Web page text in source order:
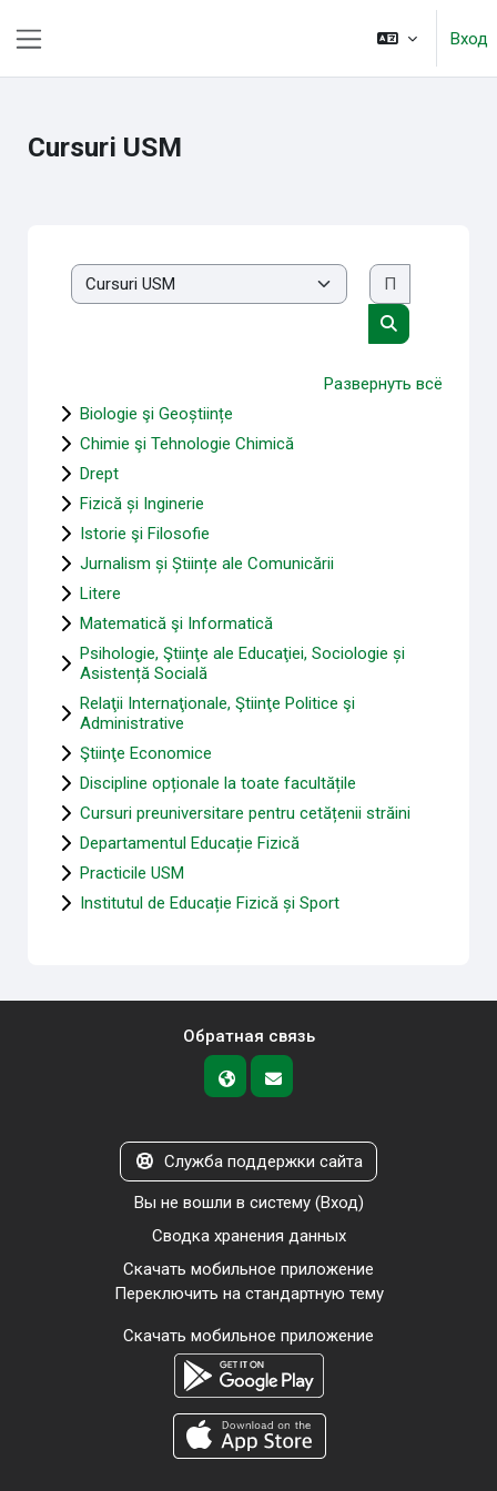
Вход
Cursuri USM
Категории курсов
Поиск курса
Развернуть всё
Biologie şi Geoștiințe
Chimie şi Tehnologie Chimică
Drept
Fizică și Inginerie
Istorie şi Filosofie
Jurnalism și Științe ale Comunicării
Litere
Matematică şi Informatică
Psihologie, Ştiinţe ale Educaţiei, Sociologie și
Asistență Socială
Relaţii Internaţionale, Ştiinţe Politice şi
Administrative
Ştiinţe Economice
Discipline opționale la toate facultățile
Cursuri preuniversitare pentru cetățenii străini
Departamentul Educație Fizică
Practicile USM
Institutul de Educație Fizică și Sport
Обратная связь
Служба поддержки сайта
Вы не вошли в систему (Вход)
Сводка хранения данных
Скачать мобильное приложение
Переключить на стандартную тему
Скачать мобильное приложение